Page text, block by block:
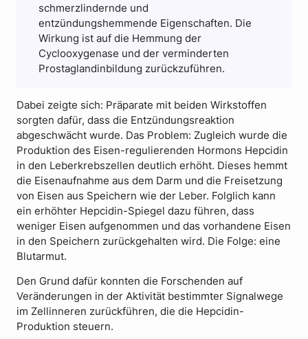
schmerzlindernde und
entzündungshemmende Eigenschaften. Die
Wirkung ist auf die Hemmung der
Cyclooxygenase und der verminderten
Prostaglandinbildung zurückzuführen.
Dabei zeigte sich: Präparate mit beiden Wirkstoffen
sorgten dafür, dass die Entzündungsreaktion
abgeschwächt wurde. Das Problem: Zugleich wurde die
Produktion des Eisen-regulierenden Hormons Hepcidin
in den Leberkrebszellen deutlich erhöht. Dieses hemmt
die Eisenaufnahme aus dem Darm und die Freisetzung
von Eisen aus Speichern wie der Leber. Folglich kann
ein erhöhter Hepcidin-Spiegel dazu führen, dass
weniger Eisen aufgenommen und das vorhandene Eisen
in den Speichern zurückgehalten wird. Die Folge: eine
Blutarmut.
Den Grund dafür konnten die Forschenden auf
Veränderungen in der Aktivität bestimmter Signalwege
im Zellinneren zurückführen, die die Hepcidin-
Produktion steuern.